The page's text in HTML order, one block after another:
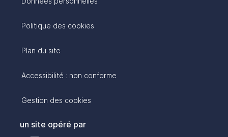
Politique des cookies
Plan du site
Accessibilité : non conforme
Gestion des cookies
un site opéré par